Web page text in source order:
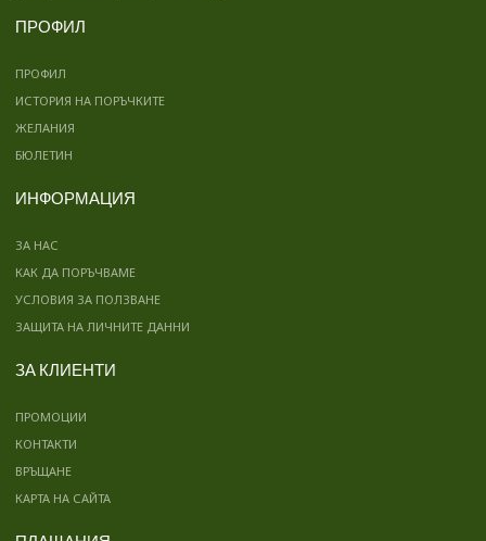
ПРОФИЛ
ПРОФИЛ
ИСТОРИЯ НА ПОРЪЧКИТЕ
ЖЕЛАНИЯ
БЮЛЕТИН
ИНФОРМАЦИЯ
ЗА НАС
КАК ДА ПОРЪЧВАМЕ
УСЛОВИЯ ЗА ПОЛЗВАНЕ
ЗАЩИТА НА ЛИЧНИТЕ ДАННИ
ЗА КЛИЕНТИ
ПРОМОЦИИ
КОНТАКТИ
ВРЪЩАНЕ
КАРТА НА САЙТА